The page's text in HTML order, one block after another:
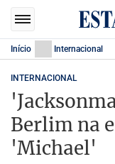
Início Internacional
INTERNACIONAL
Berlim na
'Michael'